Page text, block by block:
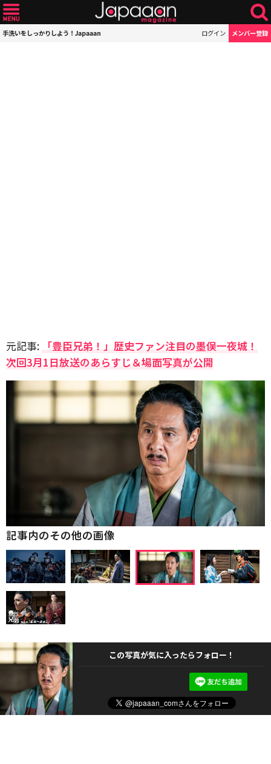
手洗いをしっかりしよう！Japaaan ログイン メンバー登録
元記事: 「豊臣兄弟！」歴史ファン注目の墨俣一夜城！
次回3月1日放送のあらすじ＆場面写真が公開
記事内のその他の画像
この写真が気に入ったらフォロー！